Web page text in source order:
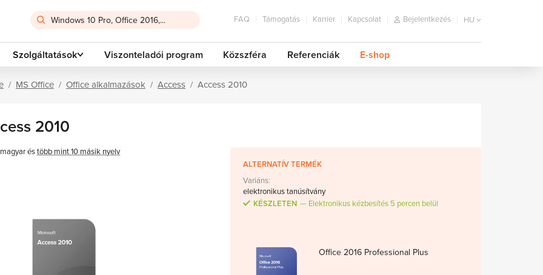
FAQ Támogatás Karrier Kapcsolat Bejelentkezés HU
Szolgáltatások Viszonteladói program Közszféra Referenciák E-shop
MS Office Office alkalmazások Access Access 2010
2010
magyar éstöbb mint 10 másik nyelv
ALTERNATÍV TERMÉK
Variáns:
elektronikus tanúsítvány
KÉSZLETEN
Elektronikus kézbesítés 5 percen belül
Office 2016 Professional Plus